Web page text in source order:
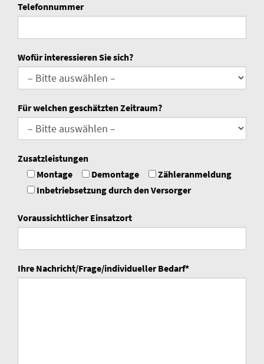
Telefonnummer
Wofür interessieren Sie sich?
Für welchen geschätzten Zeitraum?
Zusatzleistungen
Montage
Demontage
Zähleranmeldung
Inbetriebsetzung durch den Versorger
Voraussichtlicher Einsatzort
Ihre Nachricht/Frage/individueller Bedarf*